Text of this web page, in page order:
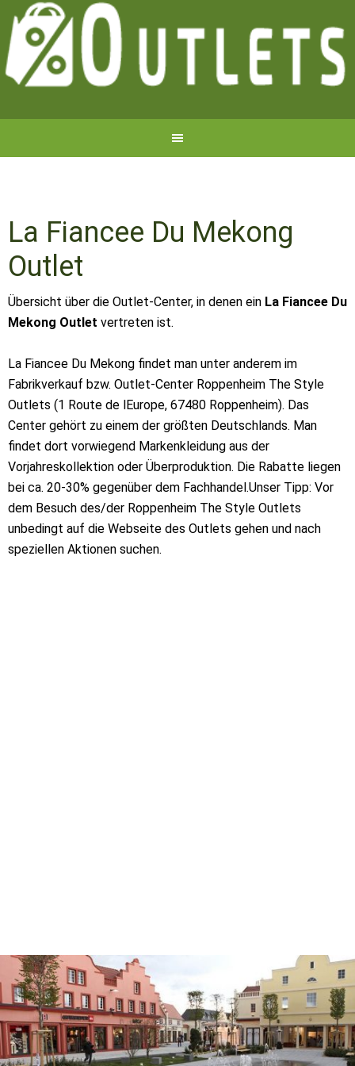
La Fiancee Du Mekong
Outlet
Übersicht über die Outlet-Center, in denen ein La Fiancee Du
Mekong Outlet vertreten ist.
La Fiancee Du Mekong findet man unter anderem im
Fabrikverkauf bzw. Outlet-Center Roppenheim The Style
Outlets (1 Route de lEurope, 67480 Roppenheim). Das
Center gehört zu einem der größten Deutschlands. Man
findet dort vorwiegend Markenkleidung aus der
Vorjahreskollektion oder Überproduktion. Die Rabatte liegen
bei ca. 20-30% gegenüber dem Fachhandel.Unser Tipp: Vor
dem Besuch des/der Roppenheim The Style Outlets
unbedingt auf die Webseite des Outlets gehen und nach
speziellen Aktionen suchen.